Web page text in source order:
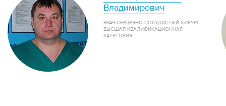
Владимирович
ВРАЧ СЕРДЕЧНО-СОСУДИСТЫЙ ХИРУРГ.
ВЫСШАЯ КВАЛИФИКАЦИОННАЯ
КАТЕГОРИЯ